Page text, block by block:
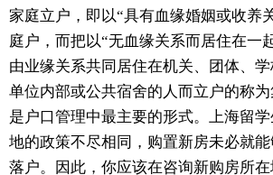
家庭立户，即以“具有血缘婚姻或收养
庭户，而把以“无血缘关系而居住在一
由业缘关系共同居住在机关、团体、
单位内部或公共宿舍的人而立户的称
是户口管理中最主要的形式。上海留
地的政策不尽相同，购置新房未必就
落户。因此，你应该在咨询新购房所